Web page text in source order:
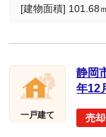
[建物面積] 101.68
一戸建て
静岡
年12